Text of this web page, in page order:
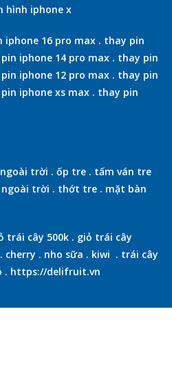
hình iphone x
iphone 16 pro max . thay pin
iphone 14 pro max . thay pin
iphone 12 pro max . thay pin
iphone xs max . thay pin
trời . ốp tre . tấm ván tre
ngoài trời . thớt tre . mặt bàn
trái cây 500k . giỏ trái cây
. cherry . nho sữa . kiwi . trái cây
. https://delifruit.vn